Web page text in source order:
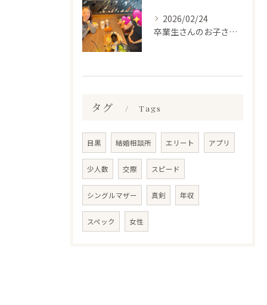
2026/02/24
卒業生さんのお子さんに会って来ました✨
タグ Tags
目黒 結婚相談所 エリート アプリ
少人数 交際 スピード
シングルマザー 真剣 年収
スペック 女性